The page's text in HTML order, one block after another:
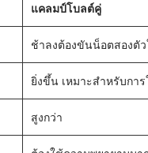
แคลมป์โบลต์คู่
ช้าลงต้องขันน็อตสองตั
ยิ่งขึ้น เหมาะสำหรับกา
สูงกว่า